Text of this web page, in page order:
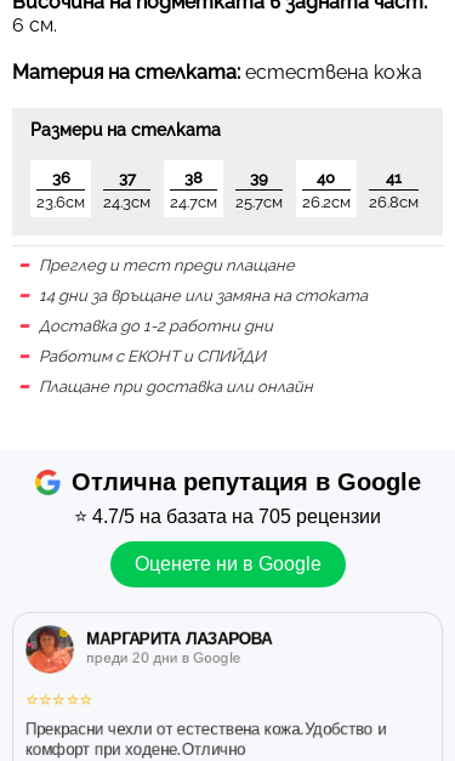
6 см.
Материя на стелката: естествена кожа
Размери на стелката
36
23.6см
37
24.3см
38
24.7см
39
25.7см
40
26.2см
41
26.8см
Преглед и тест преди плащане
14 дни за връщане или замяна на стоката
Доставка до 1-2 работни дни
Работим с ЕКОНТ и СПИЙДИ
Плащане при доставка или онлайн
Отлична репутация в Google
⭐ 4.7/5 на базата на 705 рецензии
Оценете ни в Google
МАРГАРИТА ЛАЗАРОВА
преди 20 дни в Google
⭐⭐⭐⭐⭐
Прекрасни чехли от естествена кожа.Удобство и
комфорт при ходене.Отлично